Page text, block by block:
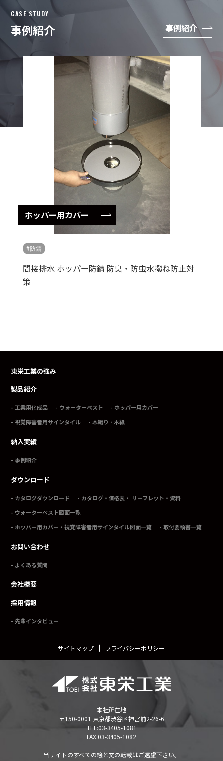
CASE STUDY
事例紹介 事例紹介
ホッパー用カバー
防錆
間接排水 ホッパー防錆 防臭・防虫水撥ね防止対
策
東栄工業の強み
製品紹介
工業用化成品 ウォーターベスト
ホッパー用カバー
視覚障害者用サインタイル
木織り・木紙
納入実績
事例紹介
ダウンロード
カタログダウンロード
カタログ・価格表・ リーフレット・資料
ウォーターベスト図面一覧
ホッパー用カバー・視覚障害者用サインタイル図面一覧
取付要領書一覧
お問い合わせ
よくある質問
会社概要
採用情報
先輩インタビュー
サイトマップ プライバシーポリシー
本社所在地
〒150-0001 東京都渋谷区神宮前2-26-6
TEL:03-3405-1081
FAX:03-3405-1082
当サイトのすべての絵と文の転載はご遠慮下さい。